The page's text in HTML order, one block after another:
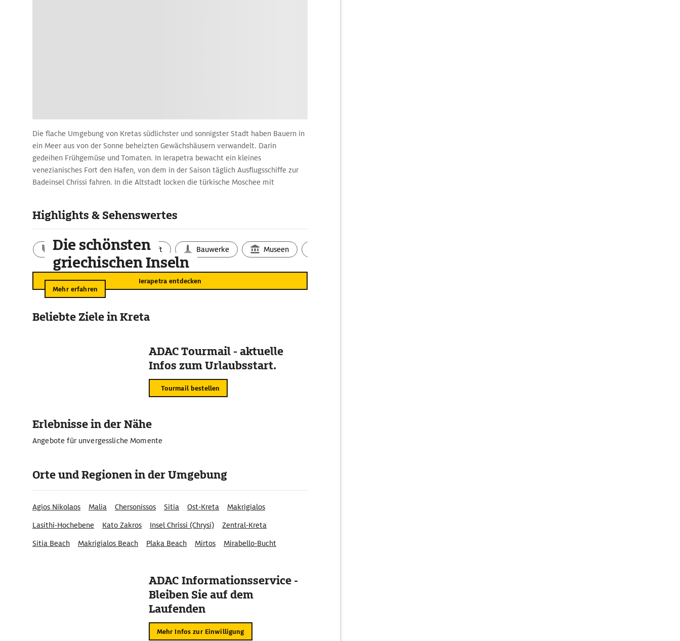
Die flache Umgebung von Kretas südlichster und sonnigster Stadt haben Bauern in
ein Meer aus von der Sonne beheizten Gewächshäusern verwandelt. Darin
gedeihen Frühgemüse und Tomaten. In Ierapetra bewacht ein kleines
venezianisches Fort den Hafen, von dem in der Saison täglich Ausflugsschiffe zur
Badeinsel Chrissi fahren. In die Altstadt locken die türkische Moschee mit
Jagdszenen.
Highlights & Sehenswertes
Aktivitäten Landschaft Bauwerke Museen
Ierapetra entdecken
Die schönsten
griechischen Inseln
Mehr erfahren
Beliebte Ziele in Kreta
ADAC Tourmail - aktuelle
Infos zum Urlaubsstart.
Tourmail bestellen
Erlebnisse in der Nähe
Angebote für unvergessliche Momente
Orte und Regionen in der Umgebung
Agios Nikolaos Malia Chersonissos Sitia Ost-Kreta
Makrigialos
Lasithi-Hochebene
Kato Zakros Insel Chrissi (Chrysi)
Zentral-Kreta
Sitia Beach
Makrigialos Beach Plaka Beach Mirtos
Mirabello-Bucht
ADAC Informationsservice -
Bleiben Sie auf dem
Laufenden
Mehr Infos zur Einwilligung